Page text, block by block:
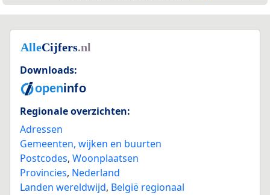
Downloads:
Regionale overzichten:
Adressen
Gemeenten, wijken en buurten
Postcodes, Woonplaatsen
Provincies, Nederland
Landen wereldwijd, België regionaal